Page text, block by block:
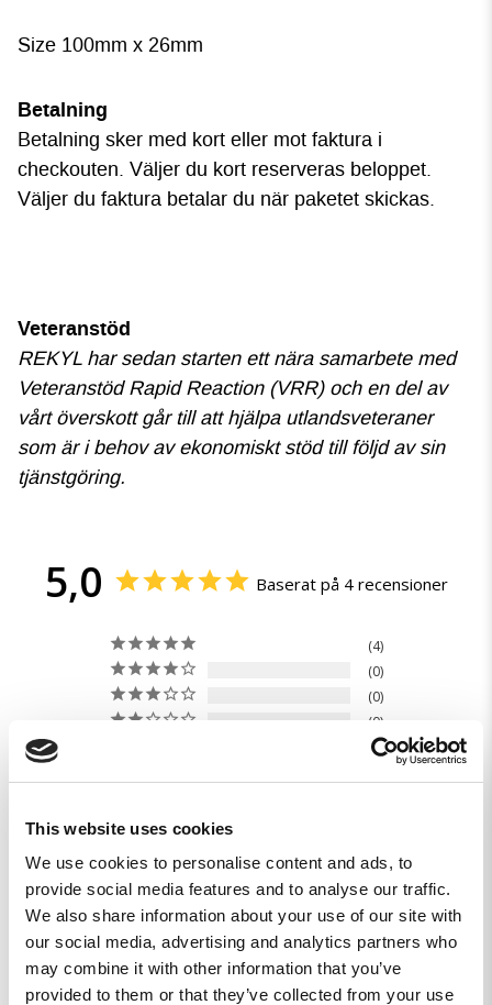
This website uses cookies
We use cookies to personalise content and ads, to
provide social media features and to analyse our traffic.
We also share information about your use of our site with
our social media, advertising and analytics partners who
may combine it with other information that you’ve
provided to them or that they’ve collected from your use
Size 100mm x 26mm
Betalning
Betalning sker med kort eller mot faktura i
checkouten. Väljer du kort reserveras beloppet.
Väljer du faktura betalar du när paketet skickas.
Veteranstöd
REKYL har sedan starten ett nära samarbete med
Veteranstöd Rapid Reaction (VRR) och en del av
vårt överskott går till att hjälpa utlandsveteraner
som är i behov av ekonomiskt stöd till följd av sin
tjänstgöring.
5,0 Baserat på 4 recensioner
4
0
0
0
0
Skriv en recension
Ställ en fråga
Recensioner Frågor